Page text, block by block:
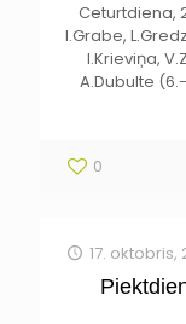
Ceturtdiena,
I.Grabe,
I.Krieviņa,
A.Dubulte
0
17. oktobris,